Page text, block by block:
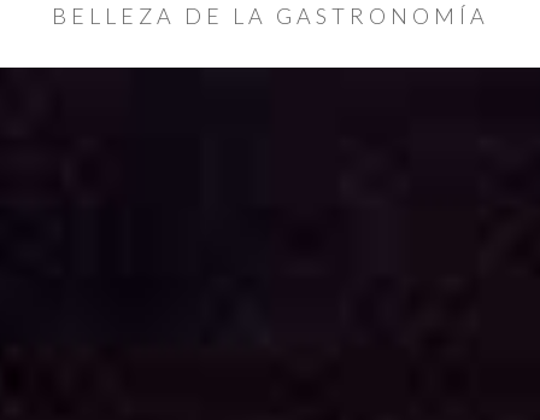
BELLEZA DE LA GASTRONOMÍA